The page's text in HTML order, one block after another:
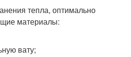
тепла, оптимально
материалы:
вату;